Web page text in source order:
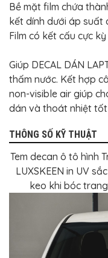
Bề mặt film chứa
kết dính dưới áp
Film có kết cấu cực
Giúp DECAL DÁN
thấm nước. Kết hợp
non-visible air giúp
dán và thoát nhiệt
THÔNG SỐ KỸ THUẬT
Tem decan ô tô hình
LUXSKEEN in UV
keo khi bóc